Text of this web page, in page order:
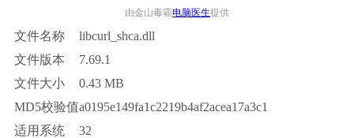
由金山毒霸电脑医生提供
文件名称
libcurl_shca.dll
文件版本
7.69.1
文件大小
0.43 MB
MD5校验值a0195e149fa1c2219b4af2acea17a3c1
适用系统
32